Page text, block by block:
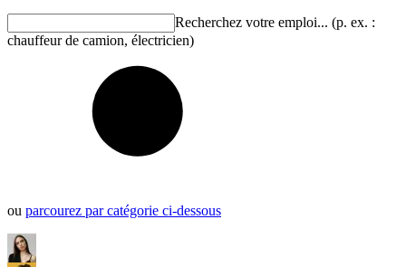
Recherchez votre emploi... (p. ex. :
chauffeur de camion, électricien)
ou parcourez par catégorie ci-dessous